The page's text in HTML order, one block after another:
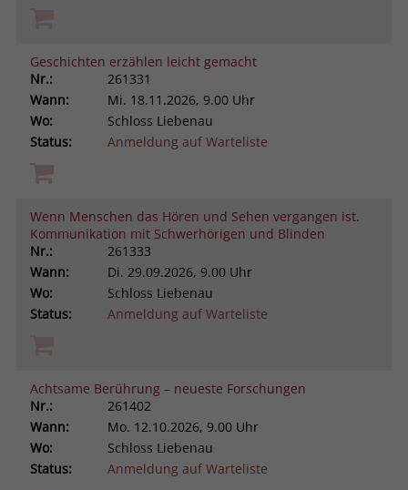
Geschichten erzählen leicht gemacht
Nr.:
261331
Wann:
Mi. 18.11.2026, 9.00 Uhr
Wo:
Schloss Liebenau
Status:
Anmeldung auf Warteliste
Wenn Menschen das Hören und Sehen vergangen ist.
Kommunikation mit Schwerhörigen und Blinden
Nr.:
261333
Wann:
Di. 29.09.2026, 9.00 Uhr
Wo:
Schloss Liebenau
Status:
Anmeldung auf Warteliste
Achtsame Berührung – neueste Forschungen
Nr.:
261402
Wann:
Mo. 12.10.2026, 9.00 Uhr
Wo:
Schloss Liebenau
Status:
Anmeldung auf Warteliste